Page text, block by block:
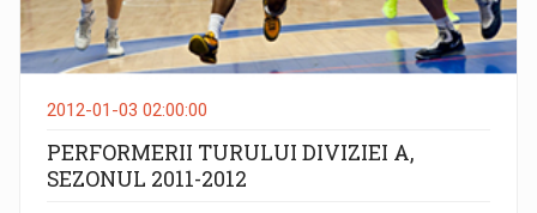
2012-01-03 02:00:00
PERFORMERII TURULUI DIVIZIEI A,
SEZONUL 2011-2012